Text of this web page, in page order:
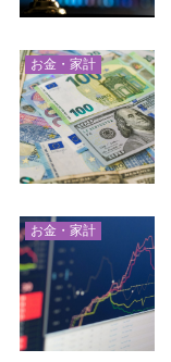
お金・家計
お金・家計